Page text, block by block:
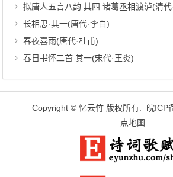
拟唐人五言八韵 其四 诸葛丞相渡泸(清代
长相思·其一(唐代·李白)
春夜喜雨(唐代·杜甫)
春日书怀二首 其一(宋代·王炎)
Copyright © 忆云竹 版权所有. 皖ICP
点地图